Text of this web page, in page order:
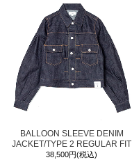
BALLOON SLEEVE DENIM
JACKET/TYPE 2 REGULAR FIT
38,500円(税込)